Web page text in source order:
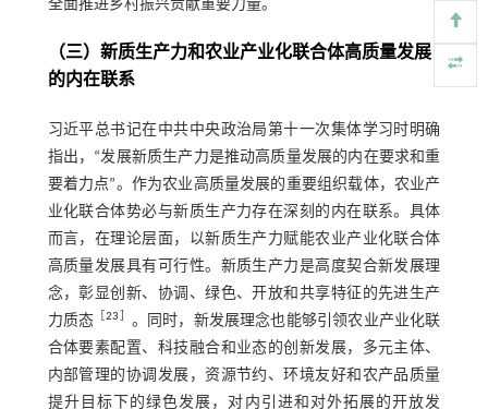
全面推进乡村振兴贡献重要力量。
（三）新质生产力和农业产业化联合体高质量发展
的内在联系
习近平总书记在中共中央政治局第十一次集体学习时明确
指出，“发展新质生产力是推动高质量发展的内在要求和重
要着力点”。作为农业高质量发展的重要组织载体，农业产
业化联合体势必与新质生产力存在深刻的内在联系。具体
而言，在理论层面，以新质生产力赋能农业产业化联合体
高质量发展具有可行性。新质生产力是高度契合新发展理
念，彰显创新、协调、绿色、开放和共享特征的先进生产
力质态 ［23
。同时，新发展理念也能够引领农业产业化联
合体要素配置、科技融合和业态的创新发展，多元主体、
内部管理的协调发展，资源节约、环境友好和农产品质量
提升目标下的绿色发展，对内引进和对外拓展的开放发